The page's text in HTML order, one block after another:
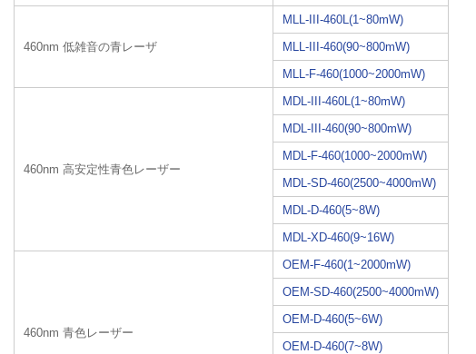
460nm 低雑音の青レーザ
MLL-III-460L(1~80mW)
MLL-III-460(90~800mW)
MLL-F-460(1000~2000mW)
460nm 高安定性青色レーザー
MDL-III-460L(1~80mW)
MDL-III-460(90~800mW)
MDL-F-460(1000~2000mW)
MDL-SD-460(2500~4000mW)
MDL-D-460(5~8W)
MDL-XD-460(9~16W)
460nm 青色レーザー
OEM-F-460(1~2000mW)
OEM-SD-460(2500~4000mW)
OEM-D-460(5~6W)
OEM-D-460(7~8W)